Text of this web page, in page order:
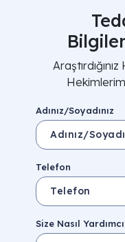
Adınız/Soyadınız
Telefon
Size Nasıl